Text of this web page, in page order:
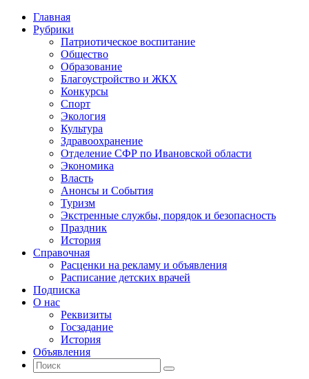
Главная
Рубрики
Патриотическое воспитание
Общество
Образование
Благоустройство и ЖКХ
Конкурсы
Спорт
Экология
Культура
Здравоохранение
Отделение СФР по Ивановской области
Экономика
Власть
Анонсы и События
Туризм
Экстренные службы, порядок и безопасность
Праздник
История
Справочная
Расценки на рекламу и объявления
Расписание детских врачей
Подписка
О нас
Реквизиты
Госзадание
История
Объявления
Поиск
Искать:
Поиск